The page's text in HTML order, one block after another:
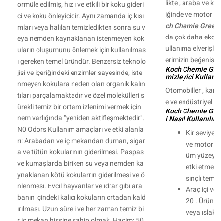
ormüle edilmiş, hızlı ve etkili bir koku gideri
ci ve koku önleyicidir. Aynı zamanda iç kısı
mları veya halıları temizledikten sonra su v
eya nemden kaynaklanan istenmeyen kok
uların oluşumunu önlemek için kullanılmas
ı gereken temel üründür. Benzersiz teknolo
jisi ve içeriğindeki enzimler sayesinde, iste
nmeyen kokulara neden olan organik kalın
tıları parçalamaktadır ve özel molekülleri s
ürekli temiz bir ortam izlenimi vermek için
nem varlığında "yeniden aktifleşmektedir".
N0 Odors Kullanım amaçları ve etki alanla
rı: Arabadan ve iç mekandan duman, sigar
a ve tütün kokularının giderilmesi. Paspas
ve kumaşlarda biriken su veya nemden ka
ynaklanan kötü kokularrın giderilmesi ve ö
nlenmesi. Evcil hayvanlar ve idrar gibi ara
banın içindeki kalıcı kokuların ortadan kald
ırılması. Uzun süreli ve her zaman temiz bi
likte , araba ve
iğinde ve motor
ch Chemie
da çok daha
ullanıma elverişli
erimizin
Koch Chemie
mizleyici
Otomobiller ,
e ve endüstriyel
Koch Chemie Gs
i Nasıl Kullanılır ?
Kir
ve motor
üm yüzeye
etki
sınçlı
Araç içi ve
20 . Ürün
veya